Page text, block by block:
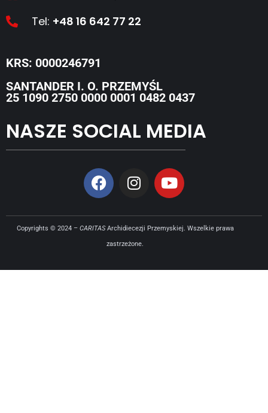
Tel: +48 16 642 77 22
KRS: 0000246791
SANTANDER I. O. PRZEMYŚL
25 1090 2750 0000 0001 0482 0437
NASZE SOCIAL MEDIA
Copyrights © 2024 – CARITASArchidiecezji Przemyskiej. Wszelkie prawa
zastrzeżone.